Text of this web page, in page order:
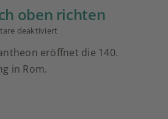
oben richten
deaktiviert
Blick
eröffnet die 140.
in Rom.